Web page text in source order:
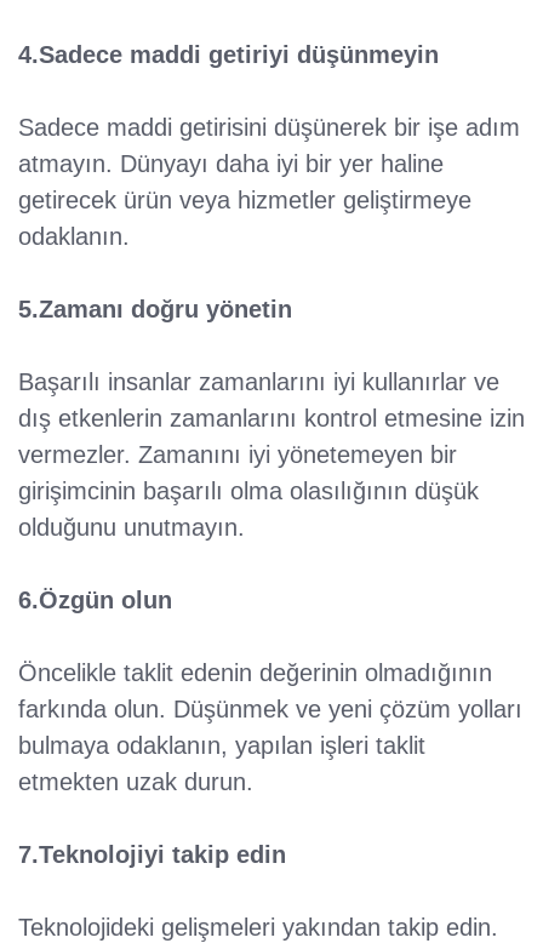
4.Sadece maddi getiriyi düşünmeyin
Sadece maddi getirisini düşünerek bir işe adım
atmayın. Dünyayı daha iyi bir yer haline
getirecek ürün veya hizmetler geliştirmeye
odaklanın.
5.Zamanı doğru yönetin
Başarılı insanlar zamanlarını iyi kullanırlar ve
dış etkenlerin zamanlarını kontrol etmesine izin
vermezler. Zamanını iyi yönetemeyen bir
girişimcinin başarılı olma olasılığının düşük
olduğunu unutmayın.
6.Özgün olun
Öncelikle taklit edenin değerinin olmadığının
farkında olun. Düşünmek ve yeni çözüm yolları
bulmaya odaklanın, yapılan işleri taklit
etmekten uzak durun.
7.Teknolojiyi takip edin
Teknolojideki gelişmeleri yakından takip edin.